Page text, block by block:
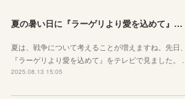
夏の暑い日に『ラーゲリより愛を込めて』を見ました
夏は、戦争について考えることが増えますね。先日、
『ラーゲリより愛を込めて』をテレビで見ました。 …
2025.08.13 15:05